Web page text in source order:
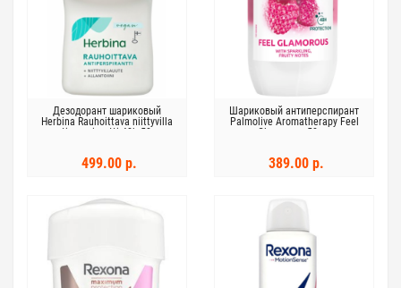
Дезодорант шариковый
Herbina Rauhoittava niittyvilla
antiperspirantti 48h 50мл
499.00 р.
Шариковый антиперспирант
Palmolive Aromatherapy Feel
Glamorous 50мл
389.00 р.